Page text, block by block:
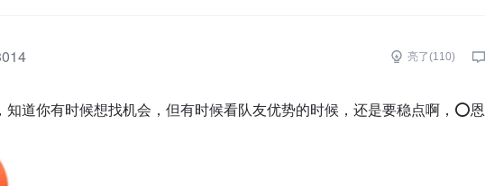
亮了(110)
知道你有时候想找机会，但有时候看队友优势的时候，还是要稳点啊，⭕恩